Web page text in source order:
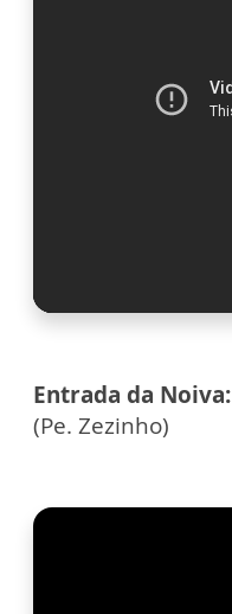
Entrada da Noiva:
(Pe. Zezinho)